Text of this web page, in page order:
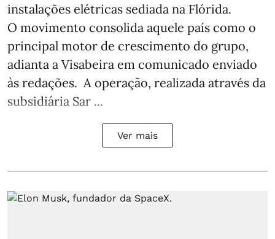
instalações elétricas sediada na Flórida.
O movimento consolida aquele país como o
principal motor de crescimento do grupo,
adianta a Visabeira em comunicado enviado
às redações. A operação, realizada através da
subsidiária Sar ...
Ver mais